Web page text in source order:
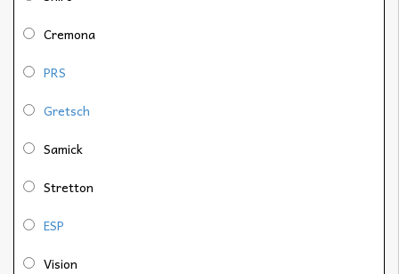
Cremona
PRS
Gretsch
Samick
Stretton
ESP
Vision